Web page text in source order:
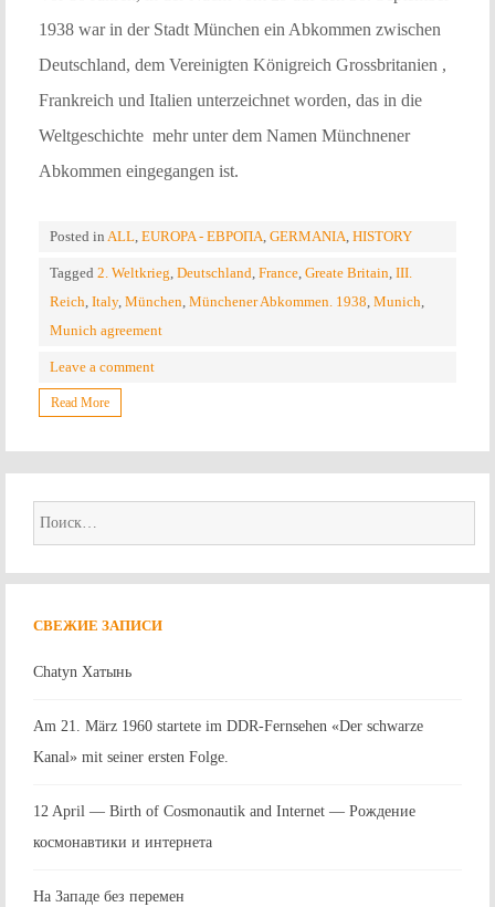
1938 war in der Stadt München ein Abkommen zwischen
Deutschland, dem Vereinigten Königreich Grossbritanien ,
Frankreich und Italien unterzeichnet worden, das in die
Weltgeschichte mehr unter dem Namen Münchnener
Abkommen eingegangen ist.
Posted in ALL, EUROPA - ЕВРОПА, GERMANIA, HISTORY
Tagged 2. Weltkrieg, Deutschland, France, Greate Britain, III.
Reich, Italy, München, Münchener Abkommen. 1938, Munich,
Munich agreement
Leave a comment
Read More
Найти:
СВЕЖИЕ ЗАПИСИ
Chatyn Хатынь
Am 21. März 1960 startete im DDR-Fernsehen «Der schwarze
Kanal» mit seiner ersten Folge.
12 April — Birth of Cosmonautik and Internet — Рождение
космонавтики и интернета
На Западе без перемен